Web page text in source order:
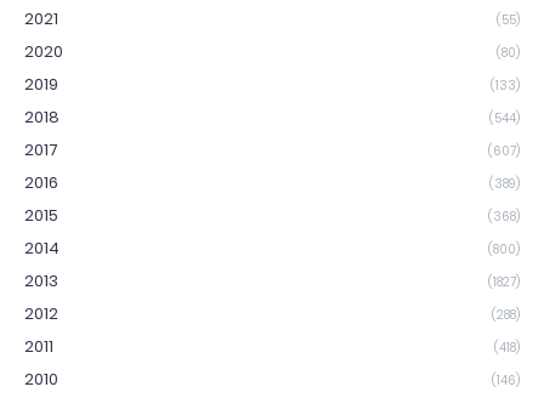
2021 (55)
2020 (80)
2019 (133)
2018 (544)
2017 (607)
2016 (389)
2015 (368)
2014 (800)
2013 (1827)
2012 (288)
2011 (418)
2010 (146)